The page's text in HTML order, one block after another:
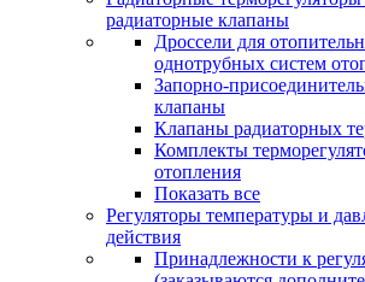
радиаторные клапаны
Дроссели для
однотрубных систем
Запорно-
клапаны
Клапаны радиаторных
Комплекты
отопления
Показать все
Регуляторы температуры и
действия
Принадлежности к